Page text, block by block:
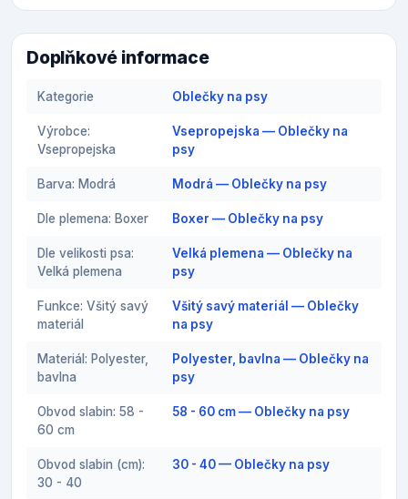
Doplňkové informace
Kategorie Oblečky na psy
Výrobce:
Vsepropejska
Vsepropejska — Oblečky na
psy
Barva: Modrá Modrá — Oblečky na psy
Dle plemena: Boxer Boxer — Oblečky na psy
Dle velikosti psa:
Velká plemena
Velká plemena — Oblečky na
psy
Funkce: Všitý savý
materiál
Všitý savý materiál — Oblečky
na psy
Materiál: Polyester,
bavlna
Polyester, bavlna — Oblečky na
psy
Obvod slabin: 58 -
60 cm
58 - 60 cm — Oblečky na psy
Obvod slabin (cm):
30 - 40
30 - 40 — Oblečky na psy